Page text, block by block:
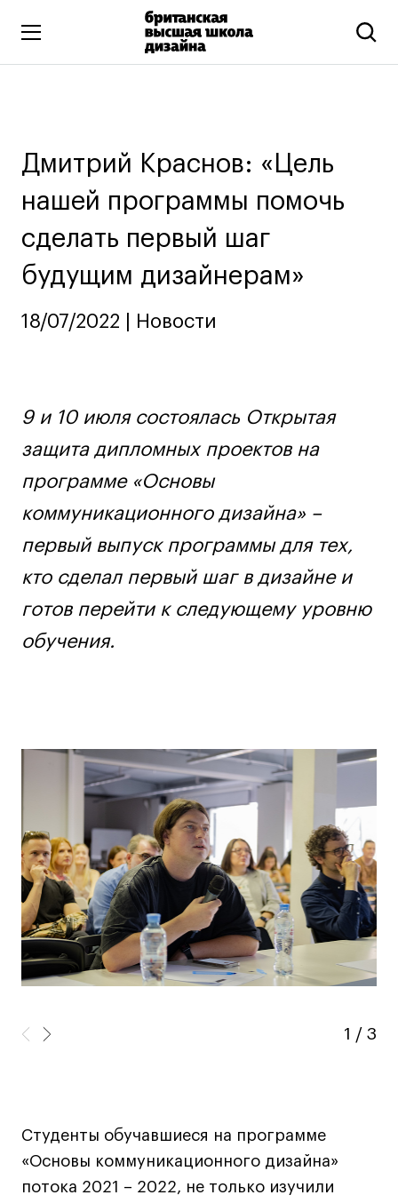
Подготовительные курсы
Все программы
Дополнительное образование
Иллюстрация
Ювелирный дизайн
Промышленный и предметный дизайн
Дизайн и декорирование интерьера
Бизнес и маркетинг
Подготовительные курсы и творческое
Среднесрочные
ИЗО и Керамика
Онлайн-программы
Дизайн интерьера
Дизайн одежды
Стайлинг
Современная живопись
UX/UI-дизайн
Маркетинг
Все программы
Иллюстрация
Диджитал
Интерьер
Дмитрий Краснов: «Цель
нашей программы помочь
сделать первый шаг
будущим дизайнерам»
18/07/2022 | Новости
9 и 10 июля состоялась Открытая
защита дипломных проектов на
программе «Основы
коммуникационного дизайна» –
первый выпуск программы для тех,
кто сделал первый шаг в дизайне и
готов перейти к следующему уровню
обучения.
1 / 3
Студенты обучавшиеся на программе
«Основы коммуникационного дизайна»
потока 2021 – 2022, не только изучили